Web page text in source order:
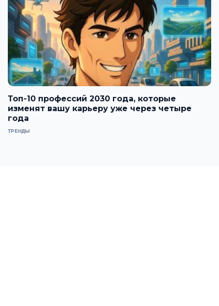
Топ-10 профессий 2030 года, которые
изменят вашу карьеру уже через четыре
года
ТРЕНДЫ